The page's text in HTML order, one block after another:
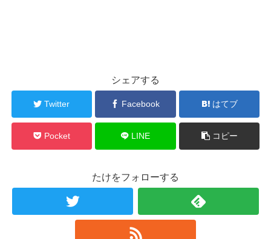
シェアする
Twitter Facebook はてブ
Pocket LINE コピー
たけをフォローする